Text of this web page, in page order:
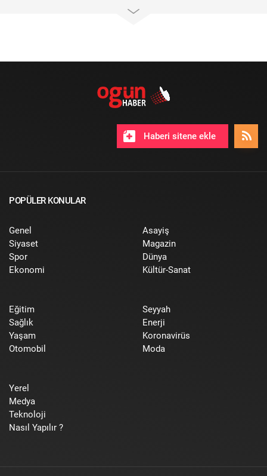
Haberi sitene ekle
POPÜLER KONULAR
Genel
Siyaset
Spor
Ekonomi
Asayiş
Magazin
Dünya
Kültür-Sanat
Eğitim
Sağlık
Yaşam
Otomobil
Seyyah
Enerji
Koronavirüs
Moda
Yerel
Medya
Teknoloji
Nasıl Yapılır ?